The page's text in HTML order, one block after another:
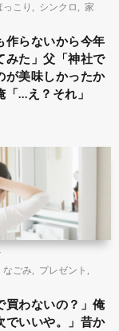
っこり シンクロ
家
作らないから今年
みた」父「神社で
が美味しかったか
「…え？それ」
なごみ プレゼント
買わないの？」俺
でいいや。」昔か